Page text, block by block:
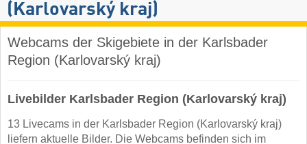
(Karlovarský kraj)
Webcams der Skigebiete in der Karlsbader
Region (Karlovarský kraj)
Livebilder Karlsbader Region (Karlovarský kraj)
13 Livecams in der Karlsbader Region (Karlovarský kraj)
liefern aktuelle Bilder. Die Webcams befinden sich im